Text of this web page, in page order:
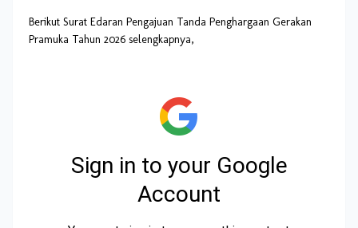
Berikut Surat Edaran Pengajuan Tanda Penghargaan Gerakan
Pramuka Tahun 2026 selengkapnya,